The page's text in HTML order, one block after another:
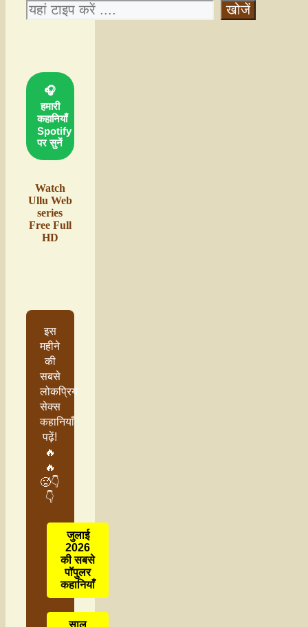
खोजें
🎧
हमारी
कहानियाँ
Spotify
पर सुनें
Watch
Ullu Web
series
Free Full
HD
इस
महीने
की
सबसे
लोकप्रिय
सेक्स
कहानियाँ
पढ़ें!
🔥
🔥
🥵👇
👇
जुलाई
2026
की सबसे
पॉपुलर
कहानियाँ
साल